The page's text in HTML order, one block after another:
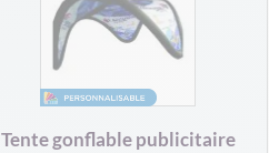
Tente gonflable publicitaire